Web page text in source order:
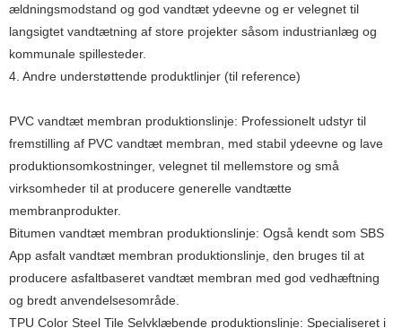
ældningsmodstand og god vandtæt ydeevne og er velegnet til
langsigtet vandtætning af store projekter såsom industrianlæg og
kommunale spillesteder.
4. Andre understøttende produktlinjer (til reference)
PVC vandtæt membran produktionslinje: Professionelt udstyr til
fremstilling af PVC vandtæt membran, med stabil ydeevne og lave
produktionsomkostninger, velegnet til mellemstore og små
virksomheder til at producere generelle vandtætte
membranprodukter.
Bitumen vandtæt membran produktionslinje: Også kendt som SBS
App asfalt vandtæt membran produktionslinje, den bruges til at
producere asfaltbaseret vandtæt membran med god vedhæftning
og bredt anvendelsesområde.
TPU Color Steel Tile Selvklæbende produktionslinje: Specialiseret i